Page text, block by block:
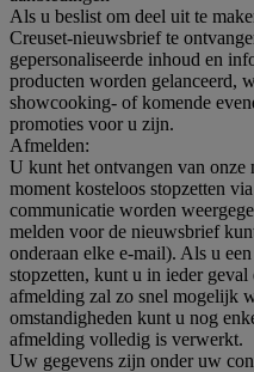
Als u beslist om deel uit te
Creuset-nieuwsbrief te
gepersonaliseerde inhoud en
producten worden gelanceerd,
showcooking- of komende
promoties voor u zijn.
Afmelden:
U kunt het ontvangen van
moment kosteloos stopzetten
communicatie worden
melden voor de nieuwsbrief
onderaan elke e-mail). Als u
stopzetten, kunt u in ieder geval
afmelding zal zo snel mogelijk
omstandigheden kunt u nog
afmelding volledig is verwerkt.
Uw gegevens zijn onder uw